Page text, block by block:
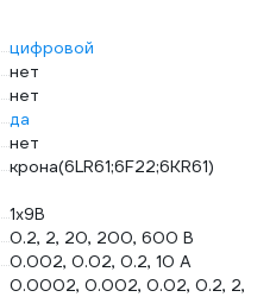
цифровой
нет
нет
да
нет
крона(6LR61;6F22;6KR61)
1х9B
0.2, 2, 20, 200, 600 В
0.002, 0.02, 0.2, 10 А
0.0002, 0.002, 0.02, 0.2, 2,